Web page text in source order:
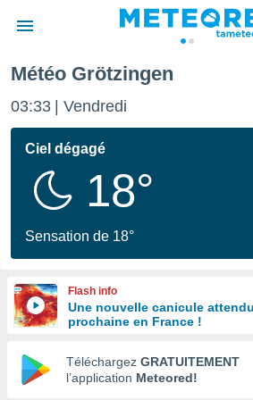
de
en
Météo Grötzingen
03:33 Vendredi
Ciel dégagé
18°
Sensation de 18°
Flash info
Une nouvelle canicule
prochaine en France !
Téléchargez GRATUITEMENT
l’application Meteored!